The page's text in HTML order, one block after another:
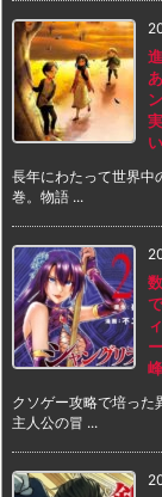
い
長年にわたって世界中
巻。物語 ...
クソゲー攻略で培った
主人公の冒 ...